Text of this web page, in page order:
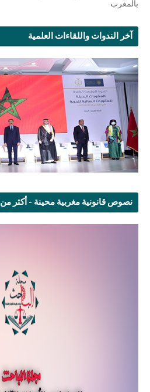
بالمغرب
آخر الندوات واللقاءات العلمية
نصوص قانونية مغربية محينة - أكثر من 150 نص قانوني